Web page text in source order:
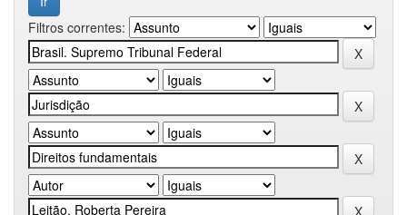
Filtros correntes: